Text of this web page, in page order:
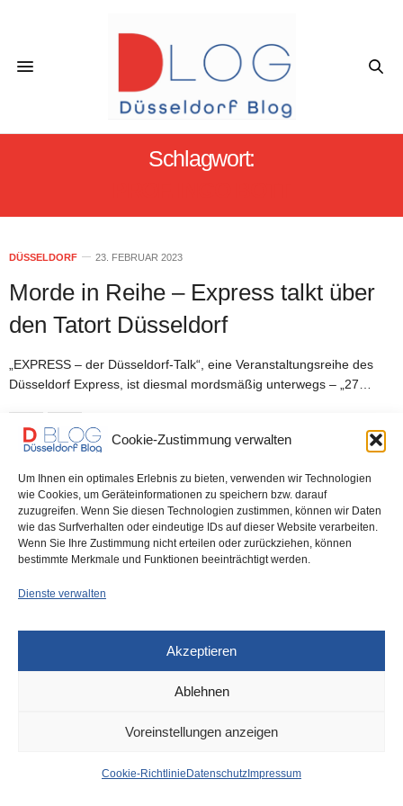
Cookie-Zustimmung verwalten
Um Ihnen ein optimales Erlebnis zu bieten, verwenden wir Technologien
wie Cookies, um Geräteinformationen zu speichern bzw. darauf
zuzugreifen. Wenn Sie diesen Technologien zustimmen, können wir Daten
wie das Surfverhalten oder eindeutige IDs auf dieser Website verarbeiten.
Wenn Sie Ihre Zustimmung nicht erteilen oder zurückziehen, können
bestimmte Merkmale und Funktionen beeinträchtigt werden.
Dienste verwalten
Akzeptieren
Ablehnen
Voreinstellungen anzeigen
Cookie-Richtlinie Datenschutz Impressum
Schlagwort:
DÜSSELDORF 23. FEBRUAR 2023
Morde in Reihe – Express talkt über
den Tatort Düsseldorf
„EXPRESS – der Düsseldorf-Talk“, eine Veranstaltungsreihe des
Düsseldorf Express, ist diesmal mordsmäßig unterwegs – „27…
0 SHARES
IMPRESSUM DATENSCHUTZ COOKIE-RICHTLINIE (EU)